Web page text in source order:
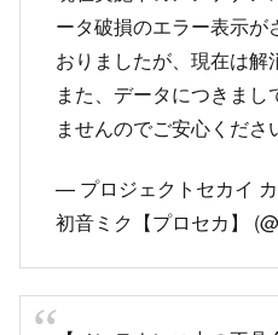
現在実施中のメンテナ
ータ破損のエラー表示が
おりましたが、現在は解
また、データにつきまし
— プロジェクトセカイ